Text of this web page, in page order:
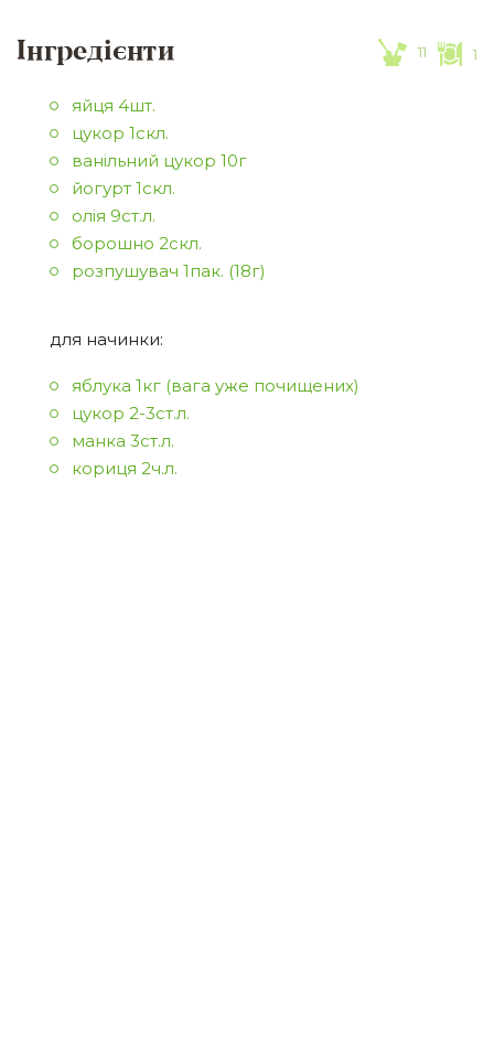
Інгредієнти 11 1
яйця 4шт.
цукор 1скл.
ванільний цукор 10г
йогурт 1скл.
олія 9ст.л.
борошно 2скл.
розпушувач 1пак. (18г)
для начинки:
яблука 1кг (вага уже почищених)
цукор 2-3ст.л.
манка 3ст.л.
кориця 2ч.л.